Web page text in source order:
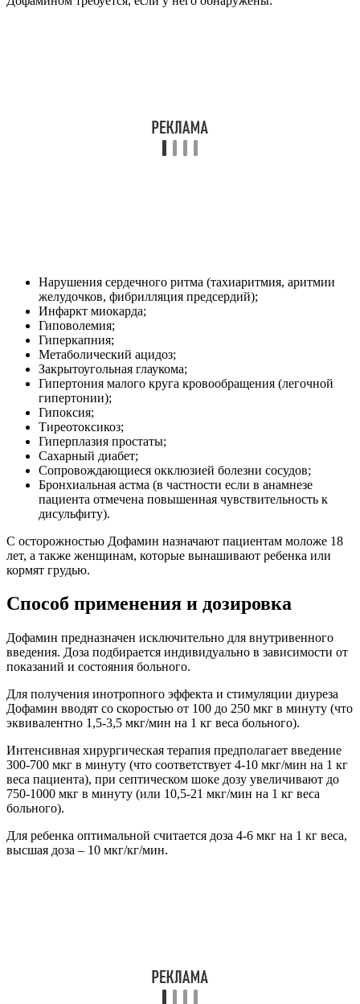
Гипертония малого круга кровообращения (легочной
С осторожностью Дофамин назначают пациентам моложе 18
лет, а также женщинам, которые вынашивают ребенка или
кормят грудью.
Способ применения и дозировка
Дофамин предназначен исключительно для внутривенного
введения. Доза подбирается индивидуально в зависимости от
показаний и состояния больного.
Для получения инотропного эффекта и стимуляции диуреза
Дофамин вводят со скоростью от 100 до 250 мкг в минуту (что
эквивалентно 1,5-3,5 мкг/мин на 1 кг веса больного).
Интенсивная хирургическая терапия предполагает введение
300-700 мкг в минуту (что соответствует 4-10 мкг/мин на 1 кг
веса пациента), при септическом шоке дозу увеличивают до
750-1000 мкг в минуту (или 10,5-21 мкг/мин на 1 кг веса
больного).
Для ребенка оптимальной считается доза 4-6 мкг на 1 кг веса,
высшая доза – 10 мкг/кг/мин.
Готовят его непосредственно перед применением. После
приготовления он остается стабильным в течение 24 часов